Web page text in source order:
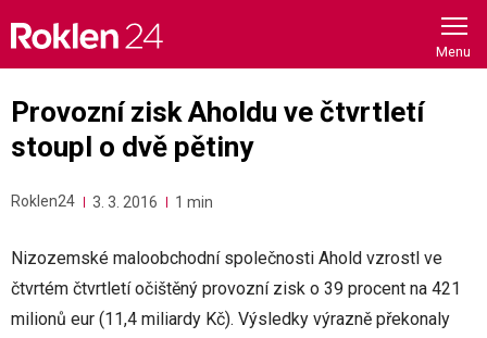
content
Provozní zisk Aholdu ve čtvrtletí
stoupl o dvě pětiny
Roklen24 3. 3. 2016 1 min
Nizozemské maloobchodní společnosti Ahold vzrostl ve
čtvrtém čtvrtletí očištěný provozní zisk o 39 procent na 421
milionů eur (11,4 miliardy Kč). Výsledky výrazně překonaly